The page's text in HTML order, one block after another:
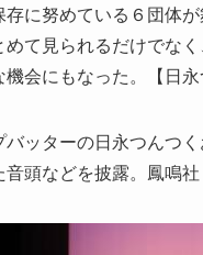
存に努めている６団体
めて見られるだけでな
機会にもなった。【日
ッターの日永つんつ
音頭などを披露。鳳鳴